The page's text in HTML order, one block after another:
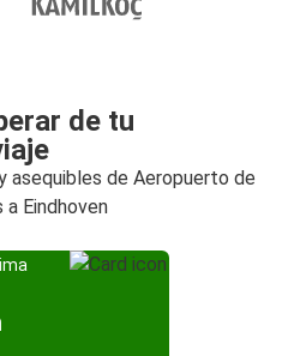
de tu
asequibles de Aeropuerto de
a Eindhoven